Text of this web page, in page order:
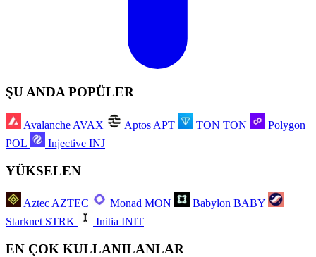
ŞU ANDA POPÜLER
Avalanche AVAX Aptos APT TON TON
Polygon
POL
Injective INJ
YÜKSELEN
AztecAZTEC Monad MON Babylon BABY
Starknet STRK Initia INIT
EN ÇOK KULLANILANLAR